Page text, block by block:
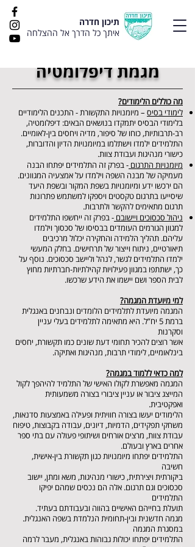
תיכון חדרה
איתך כל הדרך אל ההצלחה
מגמת דיפלומטיה
מה כוללים הלימודים?
לימודי בסיס – מיומנויות התקשורת - התכנים הלימודיים
בלימודי הבסיס יתמקדו בנושאים הבאים: דיפלומטיה,
רב-תרבותיות, כוחו של סיפור, מדיה ויחסים בין-לאומיים.
התלמידים ילמדו וישתלמו במיומנויות הדיון והדוברות,
כישורי מנהיגות ועבודת צוות.
מיומנויות התרגום - בפרק זה התלמידים יפתחו הבנה
מעמיקה של מבנה השפה וילמדו על אמצעיה המגוונים.
הם ירכשו ידע ומיומנויות בשפת המקור ובשפת היעד
שיסייעו בתרגום טקסטים ויספקו למשתמש פתרונות
תרגום מתאימים להקשר ולתרבות.
ניהול סכסוכים ויישובם - בפרק זה ייחשפו התלמידים
למגוון הגורמים העומדים בבסיסו של סכסוך וילמדו
עליהם. תהליך הלמידה והחקירה יכלול מרכיבים
תיאורטיים, ניתוח וייצור של תרחישים. בחלק המעשי
ילמדו התלמידים לגשר, לנהל וליישב סכסוכים. נוסף על
כך, ישתתפו במגוון פעילויות קהילתיות-חברתיות מחוץ
לבית הספר ושם יישמו את הידע שרכשו.
למי מיועדת המגמה?
המגמה מיועדת לתלמידים הלומדים ונבחנים באנגלית
ברמת 5 יח”ל. היא מתאימה לתלמידים בעלי עניין
וסקרנות
אשר רוצים להכיר תחומי דעת שונים כמו תקשורת, יחסים
בינלאומיים, לימודי תרבות, מנהיגות ואתיקה.
למה כדאי ללמוד במגמה?
המגמה מאפשרת לקולו האישי של התלמיד להיהפך לקול
המייצג ציבור או עניין ציבורי בצורה משמעותית
ואפקטיבית.
הלימודים יעשו בצורה חוויתית ופעילה באמצעות סדנאות,
משחקי תפקידים, הדמיות, דיונים, עבודה בקבוצות, טיפוח
עבודת צוות, מרצים אורחים ושיתופי פעולה עם בתי ספר
אחרים בארץ ובעולם.
התלמידים יפתחו מיומנויות כגון תקשורת בין-אישית,
חשיבה
ביקורתית ויצירתית, כישורי מנהיגות, משא ומתן, יישוב
סכסוכים וגם תרגום. אלה הם נכסים שמהם יפיקו
התלמידים
תועלת בחייהם האישיים בהווה ובעבודתם בעתיד.
מגמה חדשנית ובין-תחומית הנלמדת בשפה האנגלית.
במסגרת המגמה
התלמידים יפתחו יכולות גבוהות באנגלית, מעבר לרמה